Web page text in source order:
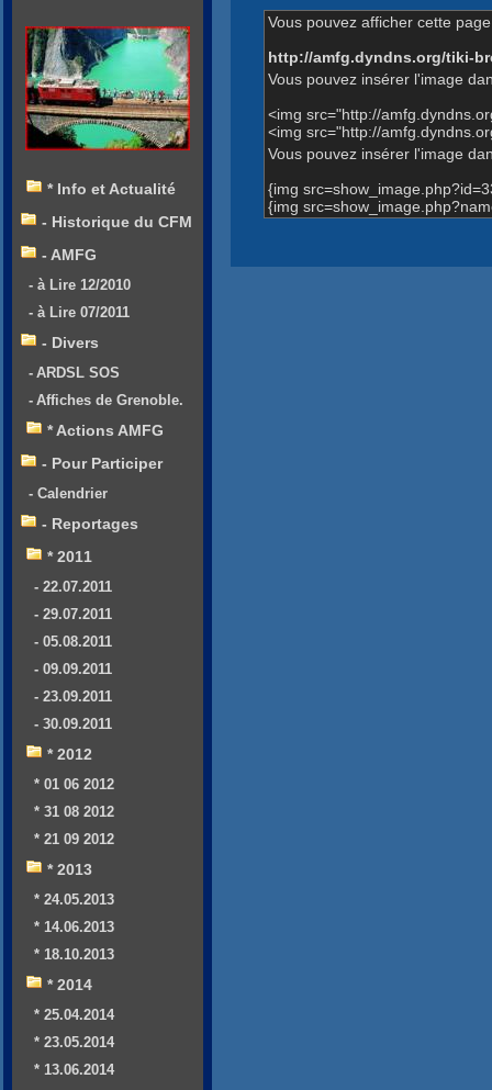
Vous pouvez afficher cette
http://amfg.dyndns.org/tiki-
Vous pouvez insérer l'image
<img src="http://
<img src="http://
Vous pouvez insérer l'image
{img
{img
* Info et Actualité
- Historique du CFM
- AMFG
- à Lire 12/2010
- à Lire 07/2011
- Divers
- ARDSL SOS
- Affiches de Grenoble.
* Actions AMFG
- Pour Participer
- Calendrier
- Reportages
* 2011
- 22.07.2011
- 29.07.2011
- 05.08.2011
- 09.09.2011
- 23.09.2011
- 30.09.2011
* 2012
* 01 06 2012
* 31 08 2012
* 21 09 2012
* 2013
* 24.05.2013
* 14.06.2013
* 18.10.2013
* 2014
* 25.04.2014
* 23.05.2014
* 13.06.2014